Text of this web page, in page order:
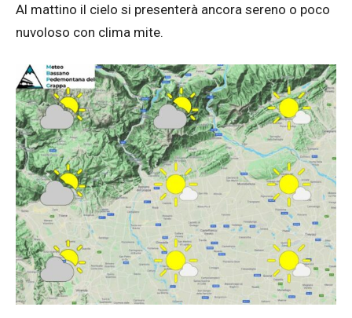
Al mattino il cielo si presenterà ancora sereno o poco
nuvoloso con clima mite.